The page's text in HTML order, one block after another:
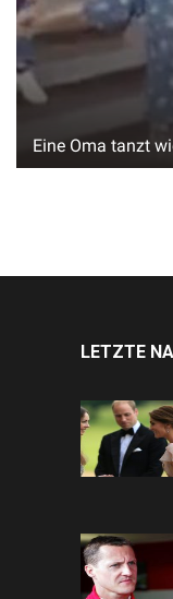
Eine Oma tanzt
LETZTE